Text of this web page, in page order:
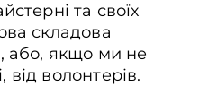
та своїх
складова
або, якщо ми не
волонтерів.